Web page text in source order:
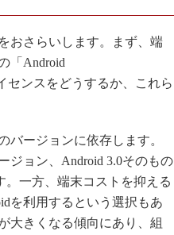
おさらいします。まず、端
「Android
センスをどうするか、これら
ージョンに依存します。
ジョン、Android 3.0そのもの
一方、端末コストを抑える
を利用するという選択もあ
大きくなる傾向にあり、組